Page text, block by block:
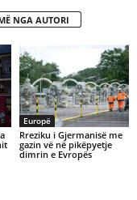
NGA AUTORI
Europë
​Rreziku i Gjermanisë me
gazin vë në pikëpyetje
dimrin e Evropës